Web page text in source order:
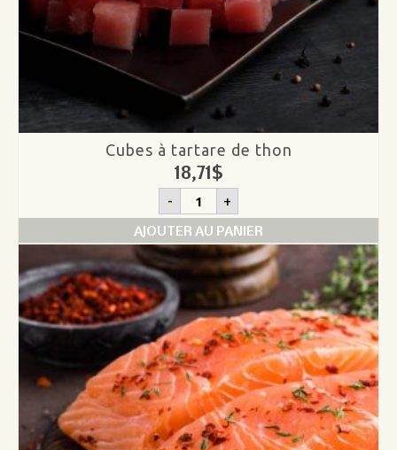
Cubes à tartare de thon
18,71$
- quantité
de
Cubes
à
tartare
de
thon
+
AJOUTER AU PANIER